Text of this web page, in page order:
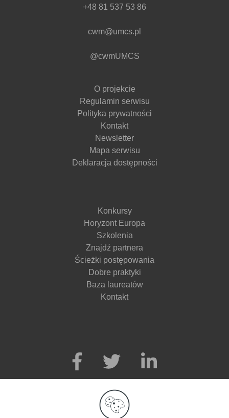
+48 81 537 53 86
cwm@umcs.pl
@cwmUMCS
O projekcie
Regulamin serwisu
Polityka prywatności
Kontakt
Newsletter
Mapa serwisu
Deklaracja dostępności
Konkursy
Horyzont Europa
Szkolenia
Znajdź partnera
Ścieżki postępowania
Dobre praktyki
Baza laureatów
Kontakt